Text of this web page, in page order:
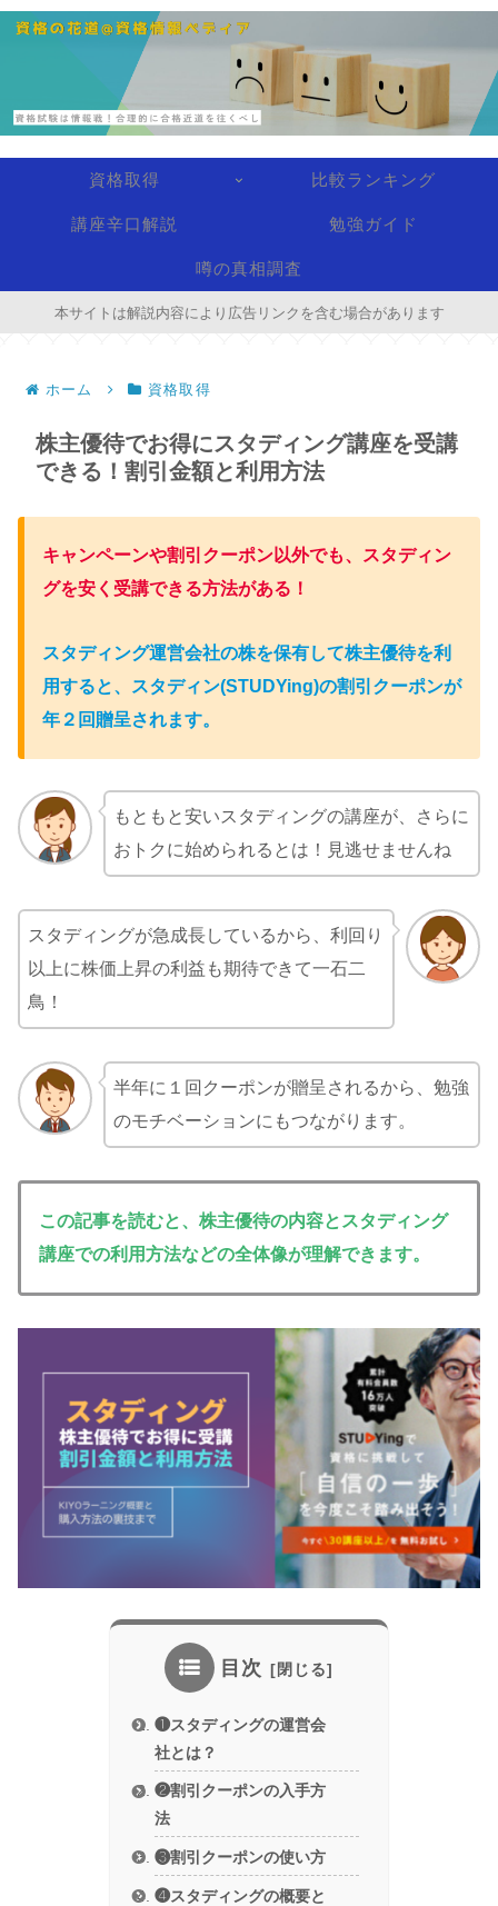
資格取得 比較ランキング
講座辛口解説 勉強ガイド
噂の真相調査
本サイトは解説内容により広告リンクを含む場合があります
ホーム 資格取得
株主優待でお得にスタディング講座を受講
できる！割引金額と利用方法
キャンペーンや割引クーポン以外でも、スタディン
グを安く受講できる方法がある！
スタディング運営会社の株を保有して株主優待を利
用すると、スタディン(STUDYing)の割引クーポンが
年２回贈呈されます。
もともと安いスタディングの講座が、さらに
おトクに始められるとは！見逃せませんね
スタディングが急成長しているから、利回り
以上に株価上昇の利益も期待できて一石二
鳥！
半年に１回クーポンが贈呈されるから、勉強
のモチベーションにもつながります。
この記事を読むと、株主優待の内容とスタディング
講座での利用方法などの全体像が理解できます。
目次
❶スタディングの運営会
社とは？
❷割引クーポンの入手方
法
❸割引クーポンの使い方
❹スタディングの概要と